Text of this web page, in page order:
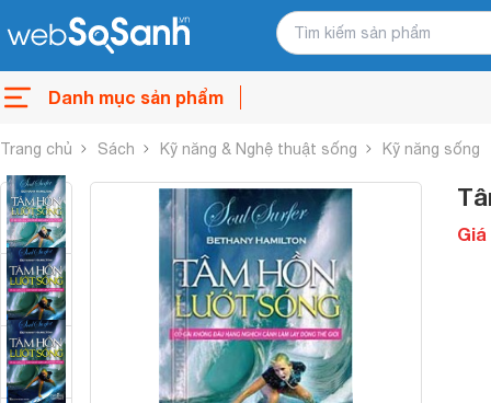
Danh mục sản phẩm
Trang chủ Sách Kỹ năng & Nghệ thuật sống Kỹ năng sống